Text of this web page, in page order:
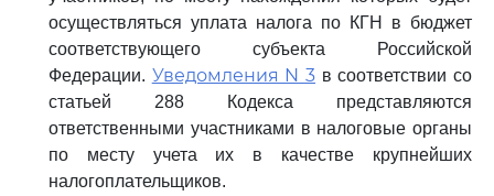
осуществляться уплата налога по КГН в бюджет
соответствующего субъекта Российской
Федерации. Уведомления N 3 в соответствии со
статьей 288 Кодекса представляются
ответственными участниками в налоговые органы
по месту учета их в качестве крупнейших
налогоплательщиков.